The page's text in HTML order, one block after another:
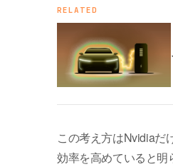
RELATED
この考え方はNvidiaだ
効率を高めていると明